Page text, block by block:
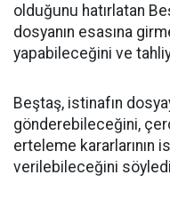
olduğunu hatırlatan
dosyanın esasına
yapabileceğini ve
Beştaş, istinafın
gönderebileceğini,
erteleme kararlarının
verilebileceğini